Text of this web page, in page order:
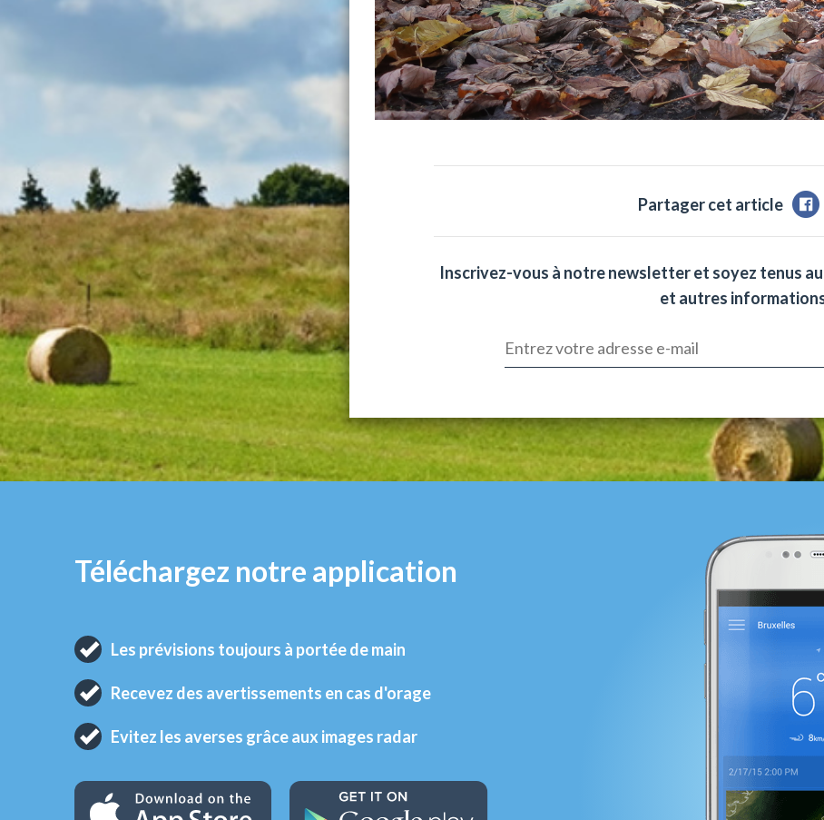
Partager cet article
Inscrivez-vous à notre newsletter et soyez tenus
et autres
Téléchargez notre application
Les prévisions toujours à portée de main
Recevez des avertissements en cas d'orage
Evitez les averses grâce aux images radar